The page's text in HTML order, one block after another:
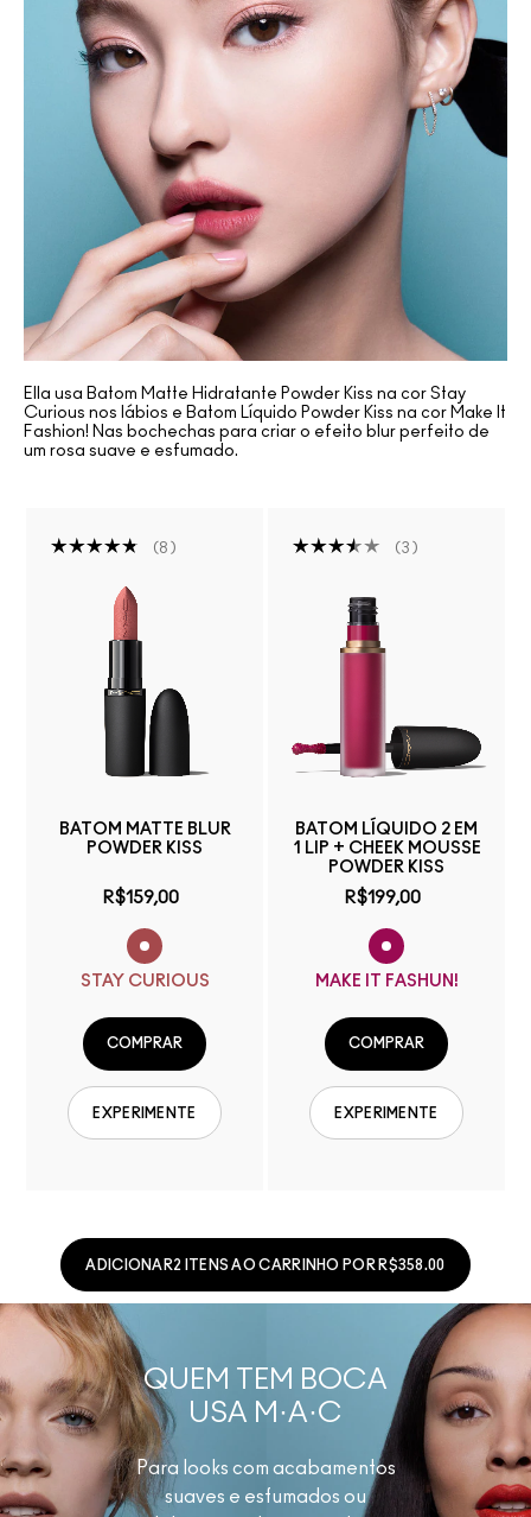
Ella usa Batom Matte Hidratante Powder Kiss na cor Stay
Curious nos lábios e Batom Líquido Powder Kiss na cor Make It
Fashion! Nas bochechas para criar o efeito blur perfeito de
um rosa suave e esfumado.
8
BATOM MATTE BLUR
POWDER KISS
R$159,00
STAY CURIOUS
COMPRAR
EXPERIMENTE
3
BATOM LÍQUIDO 2 EM
1 LIP + CHEEK MOUSSE
POWDER KISS
R$199,00
MAKE IT FASHUN!
COMPRAR
EXPERIMENTE
ADICIONAR2 ITENS AO CARRINHO POR R$358.00
QUEM TEM BOCA
USA M·A·C
Para looks com acabamentos
suaves e esfumados ou